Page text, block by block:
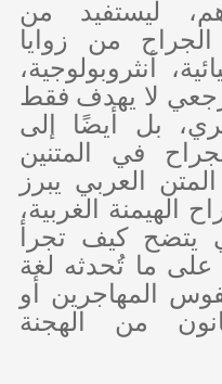
ليستفيد من
من زوايا
أنثروبولوجية،
لا يهدف فقط
بل أيضًا إلى
في المتنين
العربي يبرز
الغربية،
يتضح كيف تجرأ
على ما تُحدثه لغة
المهاجرين أو
من الهجنة